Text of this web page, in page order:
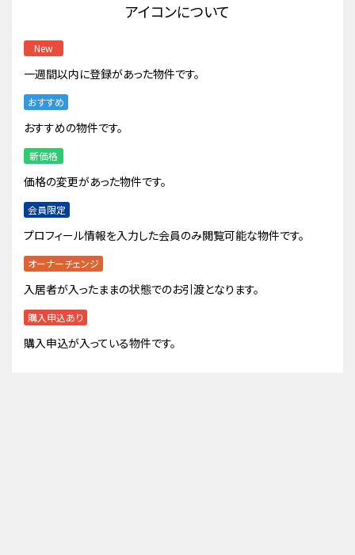
アイコンについて
New
一週間以内に登録があった物件です。
おすすめ
おすすめの物件です。
新価格
価格の変更があった物件です。
会員限定
プロフィール情報を入力した会員のみ閲覧可能な物件です。
オーナーチェンジ
入居者が入ったままの状態でのお引渡となります。
購入申込あり
購入申込が入っている物件です。